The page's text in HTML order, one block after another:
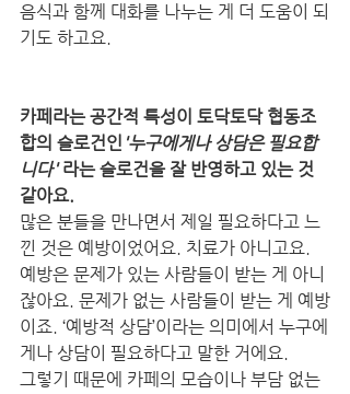
음식과 함께 대화를 나누는 게 더 도움이 되
기도 하고요.
카페라는 공간적 특성이 토닥토닥 협동조
합의 슬로건인 '누구에게나 상담은 필요합
니다' 라는 슬로건을 잘 반영하고 있는 것
같아요.
많은 분들을 만나면서 제일 필요하다고 느
낀 것은 예방이었어요. 치료가 아니고요.
예방은 문제가 있는 사람들이 받는 게 아니
잖아요. 문제가 없는 사람들이 받는 게 예방
이죠. ‘예방적 상담’이라는 의미에서 누구에
게나 상담이 필요하다고 말한 거에요.
그렇기 때문에 카페의 모습이나 부담 없는